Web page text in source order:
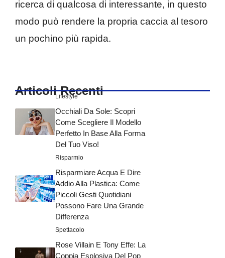
ricerca di qualcosa di interessante, in questo
modo può rendere la propria caccia al tesoro
un pochino più rapida.
Articoli Recenti
Lifestyle
Occhiali Da Sole: Scopri
Come Scegliere Il Modello
Perfetto In Base Alla Forma
Del Tuo Viso!
Risparmio
Risparmiare Acqua E Dire
Addio Alla Plastica: Come
Piccoli Gesti Quotidiani
Possono Fare Una Grande
Differenza
Spettacolo
Rose Villain E Tony Effe: La
Coppia Esplosiva Del Pop